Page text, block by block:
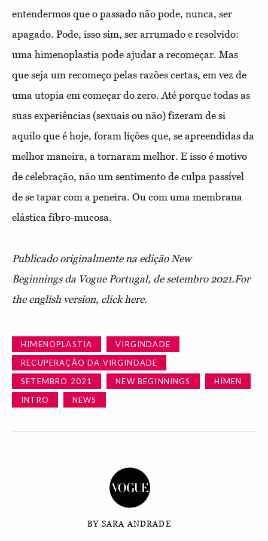
entendermos que o passado não pode, nunca, ser
apagado. Pode, isso sim, ser arrumado e resolvido:
uma himenoplastia pode ajudar a recomeçar. Mas
que seja um recomeço pelas razões certas, em vez de
uma utopia em começar do zero. Até porque todas as
suas experiências (sexuais ou não) fizeram de si
aquilo que é hoje, foram lições que, se apreendidas da
melhor maneira, a tornaram melhor. E isso é motivo
de celebração, não um sentimento de culpa passível
de se tapar com a peneira. Ou com uma membrana
elástica fibro-mucosa.
Publicado originalmente na edição New
Beginnings da Vogue Portugal, de setembro 2021.For
the english version, click here.
HIMENOPLASTIA
VIRGINDADE
RECUPERAÇÃO DA VIRGINDADE
SETEMBRO 2021
NEW BEGINNINGS
HÍMEN
INTRO
NEWS
BY SARA ANDRADE